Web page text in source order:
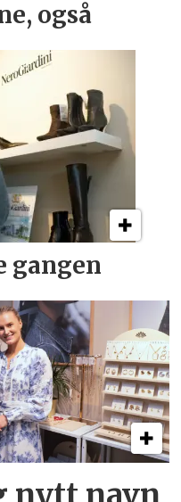
også
gangen